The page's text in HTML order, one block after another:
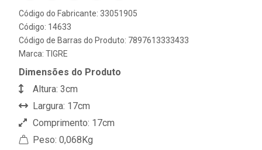
Código do Fabricante: 33051905
Código: 14633
Código de Barras do Produto: 7897613333433
Marca: TIGRE
Dimensões do Produto
Altura: 3cm
Largura: 17cm
Comprimento: 17cm
Peso: 0,068Kg